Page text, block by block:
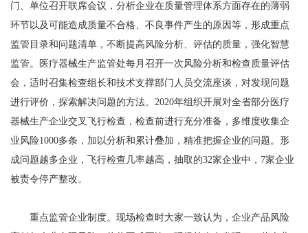
门、单位召开联席会议，分析企业在质量管理体系方面存在的薄弱
环节以及可能造成质量不合格、不良事件产生的原因等，形成重点
监管目录和问题清单，不断提高风险分析、评估的质量，强化智慧
监管。医疗器械生产监管处每月召开一次风险分析和检查质量评估
会，适时召集检查组长和技术支撑部门人员交流座谈，对发现问题
进行评价，探索解决问题的方法。2020年组织开展对全省部分医疗
器械生产企业交叉飞行检查，检查前进行充分准备，多维度收集企
业风险1000多条，加以分析和累计叠加，精准把握企业的问题。形
成问题越多企业，飞行检查几率越高，抽取的32家企业中，7家企业
被责令停产整改。
重点监管企业制度。现场检查时大家一致认为，企业产品风险